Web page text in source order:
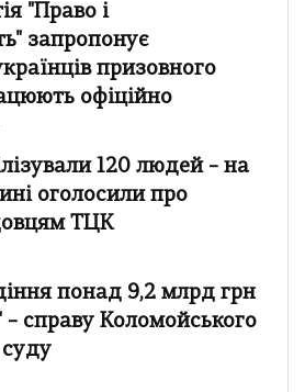
"Право і
запропонує
призовного
офіційно
120 людей – на
оголосили про
ТЦК
понад 9,2 млрд грн
справу Коломойського